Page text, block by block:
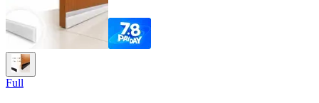
Full